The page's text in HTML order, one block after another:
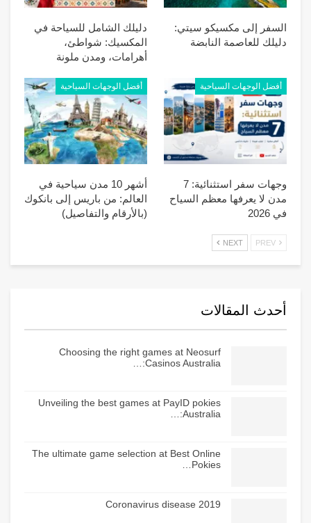
السفر إلى مكسيكو سيتي:
دليلك للعاصمة النابضة
دليلك الشامل للسياحة في
المكسيك: شواطئ،
أهرامات، ومدن ملونة
أفضل الوجهات السياحية
وجهات سفر استثنائية: 7
مدن لا يعرفها معظم السياح
في 2026
أفضل الوجهات السياحية
أشهر 10 مدن سياحية في
العالم: من باريس إلى بانكوك
(بالأرقام والتفاصيل)
NEXT
أحدث المقالات
Choosing the right games at Neosurf
Casinos Australia:…
Unveiling the best games at PayID pokies
Australia:…
The ultimate game selection at Best Online
Pokies…
Coronavirus disease 2019